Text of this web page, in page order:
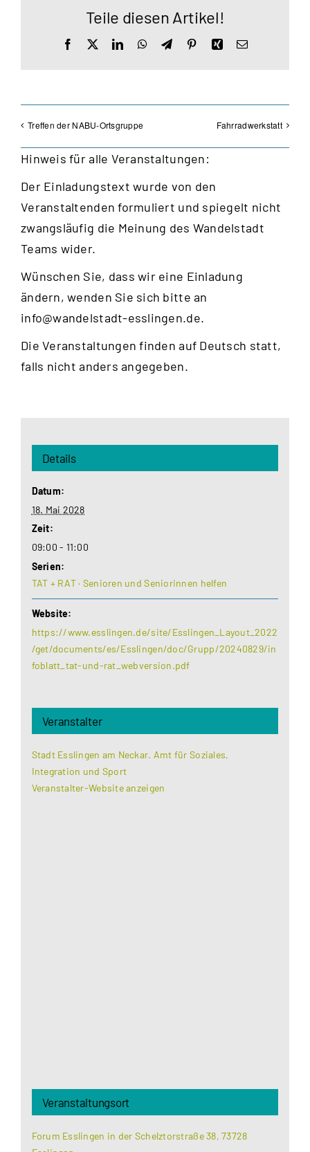
Teile diesen Artikel!
Facebook LinkedInWhatsApp
TelegramPinterestXingE-
Treffen der NABU-Ortsgruppe Fahrradwerkstatt
Hinweis für alle Veranstaltungen:
Der Einladungstext wurde von den
Veranstaltenden formuliert und spiegelt nicht
zwangsläufig die Meinung des Wandelstadt
Teams wider.
Wünschen Sie, dass wir eine Einladung
ändern, wenden Sie sich bitte an
info@wandelstadt-esslingen.de.
Die Veranstaltungen finden auf Deutsch statt,
falls nicht anders angegeben.
Details
Datum:
18. Mai 2028
Zeit:
09:00 - 11:00
Serien:
TAT + RAT · Senioren und Seniorinnen helfen
Website:
https://www.esslingen.de/site/Esslingen_Layout_2022
/get/documents/es/Esslingen/doc/Grupp/20240829/in
foblatt_tat-und-rat_webversion.pdf
Veranstalter
Stadt Esslingen am Neckar. Amt für Soziales,
Integration und Sport
Veranstalter-Website anzeigen
Veranstaltungsort
Forum Esslingen in der Schelztorstraße 38, 73728